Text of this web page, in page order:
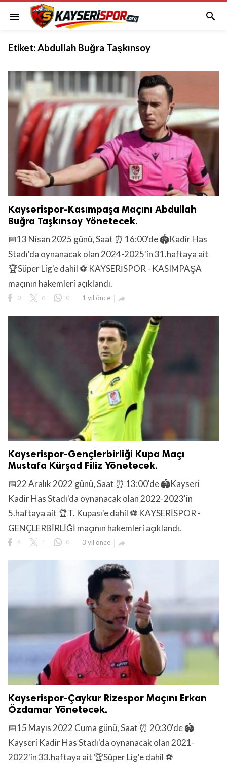
menu 
Etiket:Abdullah Buğra Taşkınsoy
Kayserispor-Kasımpaşa Maçını Abdullah
Buğra Taşkınsoy Yönetecek.
📅13 Nisan 2025 günü, Saat ⏰ 16:00'de 🏟️Kadir Has
Stadı'da oynanacak olan 2024-2025'in 31.haftaya ait
🏆Süper Lig'e dahil ⚽ KAYSERİSPOR - KASIMPAŞA
maçının hakemleri açıklandı.
0 0 0 1 yıl önce 
Kayserispor-Gençlerbirliği Kupa Maçı
Mustafa Kürşad Filiz Yönetecek.
📅22 Aralık 2022 günü, Saat ⏰ 13:00'de 🏟️Kayseri
Kadir Has Stadı'da oynanacak olan 2022-2023'in
5.haftaya ait 🏆T. Kupası'e dahil ⚽ KAYSERİSPOR -
GENÇLERBİRLİĞİ maçının hakemleri açıklandı.
4 1 0 3 yıl önce 
Kayserispor-Çaykur Rizespor Maçını Erkan
Özdamar Yönetecek.
📅15 Mayıs 2022 Cuma günü, Saat ⏰ 20:30'de 🏟️
Kayseri Kadir Has Stadı'da oynanacak olan 2021-
2022'in 33.haftaya ait 🏆Süper Lig'e dahil ⚽